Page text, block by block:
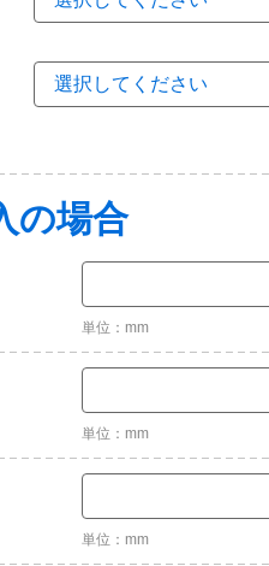
の場合
単位：mm
単位：mm
単位：mm